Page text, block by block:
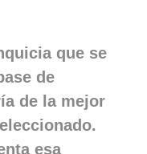
que se
de
de la mejor
esa